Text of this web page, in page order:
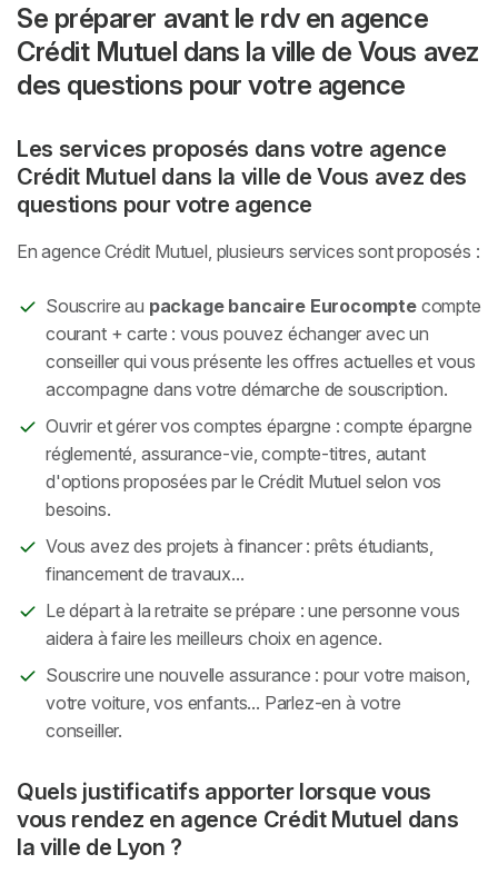
Se préparer avant le rdv en agence
Crédit Mutuel dans la ville de Vous avez
des questions pour votre agence
Les services proposés dans votre agence
Crédit Mutuel dans la ville de Vous avez des
questions pour votre agence
En agence Crédit Mutuel, plusieurs services sont proposés :
Souscrire au package bancaire Eurocomptecompte
courant + carte : vous pouvez échanger avec un
conseiller qui vous présente les offres actuelles et vous
accompagne dans votre démarche de souscription.
Ouvrir et gérer vos comptes épargne : compte épargne
réglementé, assurance-vie, compte-titres, autant
d'options proposées par le Crédit Mutuel selon vos
besoins.
Vous avez des projets à financer : prêts étudiants,
financement de travaux...
Le départ à la retraite se prépare : une personne vous
aidera à faire les meilleurs choix en agence.
Souscrire une nouvelle assurance : pour votre maison,
votre voiture, vos enfants... Parlez-en à votre
conseiller.
Quels justificatifs apporter lorsque vous
vous rendez en agence Crédit Mutuel dans
la ville de Lyon ?